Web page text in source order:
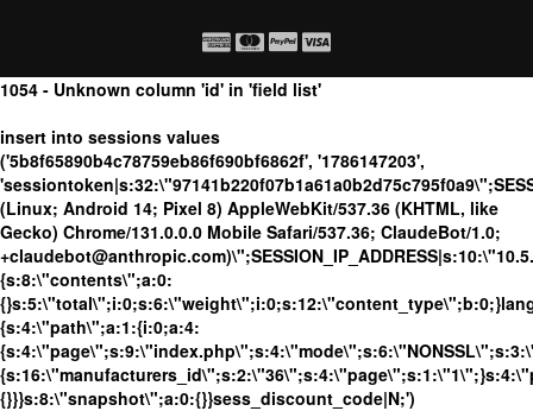
1054 - Unknown column 'id' in 'field list'
insert into sessions values
('5b8f65890b4c78759eb86f690bf6862f', '1786147203',
(Linux; Android 14; Pixel 8) AppleWebKit/537.36 (KHTML, like
Gecko) Chrome/131.0.0.0 Mobile Safari/537.36; ClaudeBot/1.0;
{s:8:\"contents\";a:0:
{s:4:\"path\";a:1:{i:0;a:4:
{}}}s:8:\"snapshot\";a:0:{}}sess_discount_code|N;')